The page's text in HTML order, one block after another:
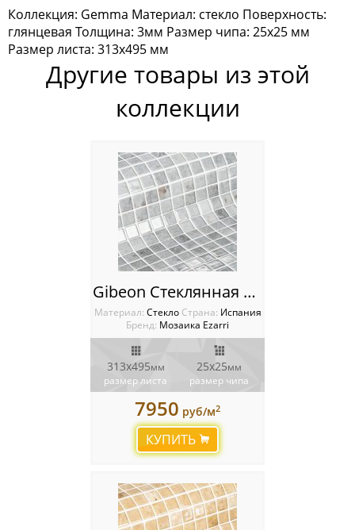
Мозаика Togama
Мозаика Vidrepur
Ступени Dvomo
Ступени Exagress
Коллекция: Gemma Материал: стекло Поверхность:
глянцевая Толщина: 3мм Размер чипа: 25х25 мм
Размер листа: 313х495 мм
Другие товары из этой
коллекции
Gibeon Стеклянная мозаика Ezarri Gemma
Материал: Стекло Cтрана: Испания
Бренд: Мозаика Ezarri
313х495мм
размер листа
25х25мм
размер чипа
7950 руб/м2
КУПИТЬ